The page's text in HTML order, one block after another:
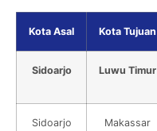
Kota Asal Kota Tujuan
Sidoarjo Luwu Timur
Sidoarjo Makassar